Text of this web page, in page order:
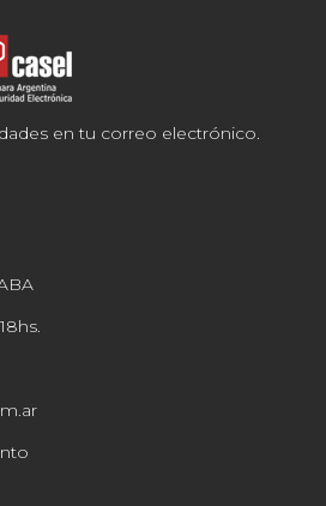
en tu correo electrónico.